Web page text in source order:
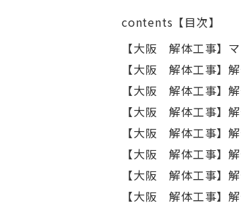
contents【目次】
【大阪 解体工事】
【大阪 解体工事】
【大阪 解体工事】
【大阪 解体工事】
【大阪 解体工事】
【大阪 解体工事】
【大阪 解体工事】
【大阪 解体工事】